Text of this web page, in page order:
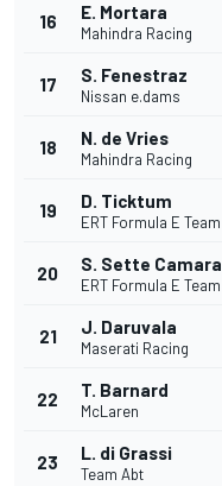
16 E. Mortara
Mahindra Racing
17 S. Fenestraz
Nissan e.dams
18 N. de Vries
Mahindra Racing
19 D. Ticktum
ERT Formula E Team
20 S. Sette Camara
ERT Formula E Team
21 J. Daruvala
Maserati Racing
22 T. Barnard
McLaren
23 L. di Grassi
Team Abt